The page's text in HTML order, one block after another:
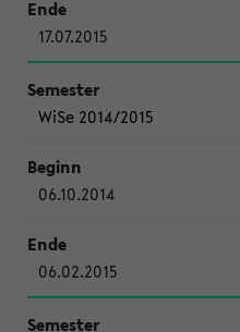
17.07.2015
WiSe 2014/2015
06.10.2014
06.02.2015